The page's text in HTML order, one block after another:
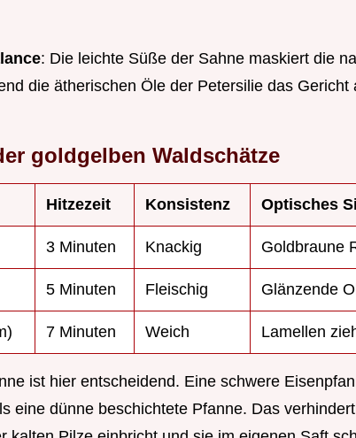
: Die leichte Süße der Sahne maskiert die
die ätherischen Öle der Petersilie das Gericht
goldgelben Waldschätze
Hitzezeit Konsistenz Optisches
3 Minuten Knackig Goldbraune
5 Minuten Fleischig Glänzende
7 Minuten Weich Lamellen
ist hier entscheidend. Eine schwere
eine dünne beschichtete Pfanne. Das